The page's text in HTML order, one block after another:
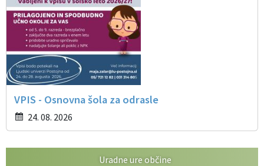
VPIS - Osnovna šola za odrasle
24. 08. 2026
Uradne ure občine